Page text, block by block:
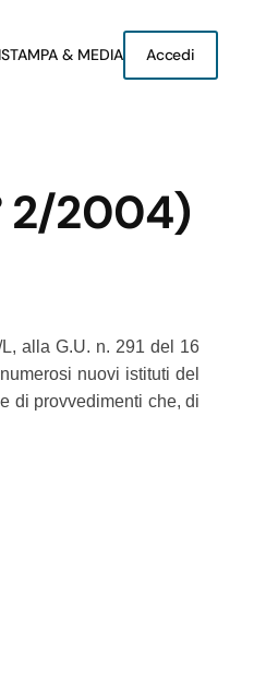
STAMPA & MEDIA Accedi
2/2004)
alla G.U. n. 291 del 16
nuovi istituti del
di provvedimenti che, di